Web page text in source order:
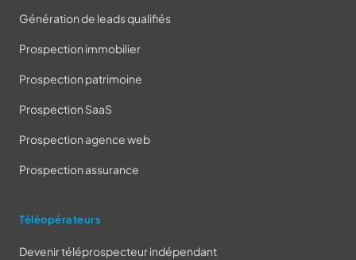
Génération de leads qualifiés
Prospection immobilier
Prospection patrimoine
Prospection SaaS
Prospection agence web
Prospection assurance
Téléopérateurs
Devenir téléprospecteur indépendant